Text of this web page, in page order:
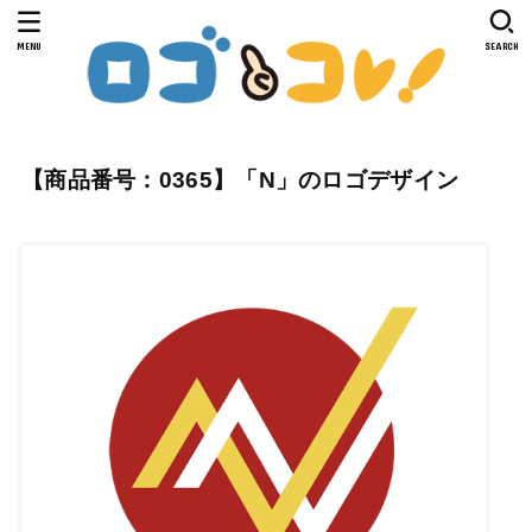
SEARCH
MENU
【商品番号：0365】「N」のロゴデザイン